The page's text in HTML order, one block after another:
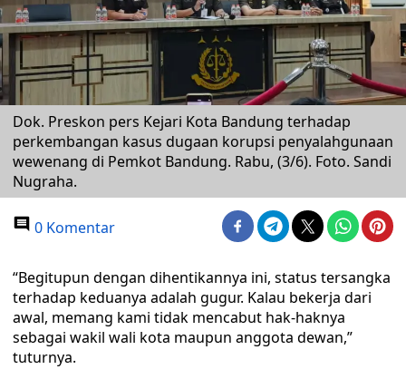
Dok. Preskon pers Kejari Kota Bandung terhadap
perkembangan kasus dugaan korupsi penyalahgunaan
wewenang di Pemkot Bandung. Rabu, (3/6). Foto. Sandi
Nugraha.
0 Komentar
“Begitupun dengan dihentikannya ini, status tersangka
terhadap keduanya adalah gugur. Kalau bekerja dari
awal, memang kami tidak mencabut hak-haknya
sebagai wakil wali kota maupun anggota dewan,”
tuturnya.